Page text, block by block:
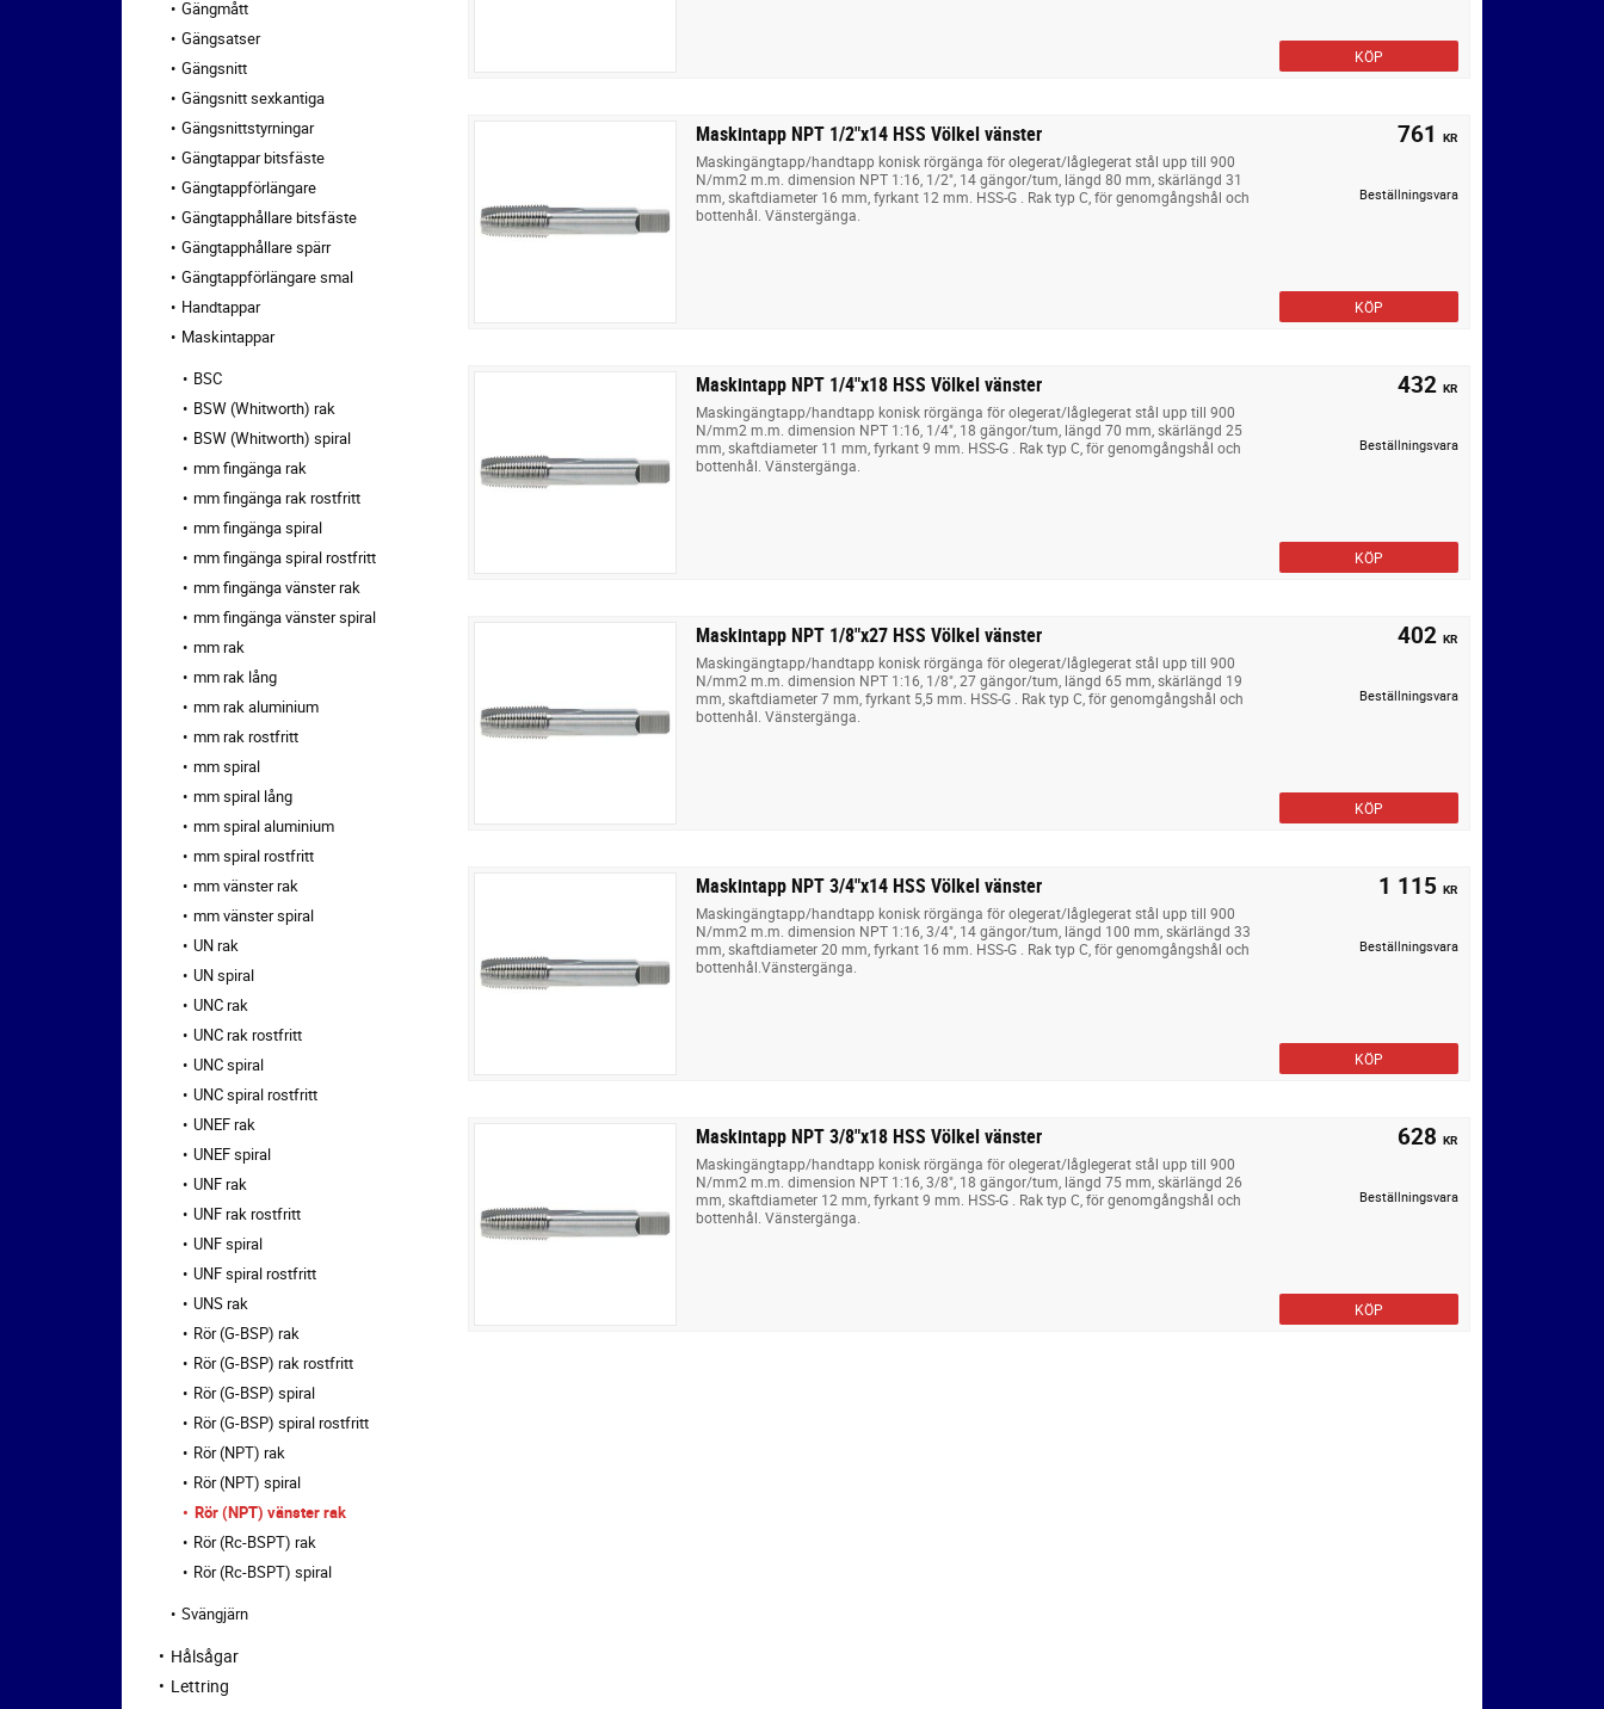
KÖP
Maskintapp NPT 1/2"x14 HSS Völkel vänster
Maskingängtapp/handtapp konisk rörgänga för olegerat/låglegerat stål upp till 900
N/mm2 m.m. dimension NPT 1:16, 1/2", 14 gängor/tum, längd 80 mm, skärlängd 31
mm, skaftdiameter 16 mm, fyrkant 12 mm. HSS-G . Rak typ C, för genomgångshål och
bottenhål. Vänstergänga.
761 KR
Beställningsvara
KÖP
Maskintapp NPT 1/4"x18 HSS Völkel vänster
Maskingängtapp/handtapp konisk rörgänga för olegerat/låglegerat stål upp till 900
N/mm2 m.m. dimension NPT 1:16, 1/4", 18 gängor/tum, längd 70 mm, skärlängd 25
mm, skaftdiameter 11 mm, fyrkant 9 mm. HSS-G . Rak typ C, för genomgångshål och
bottenhål. Vänstergänga.
432 KR
Beställningsvara
KÖP
Maskintapp NPT 1/8"x27 HSS Völkel vänster
Maskingängtapp/handtapp konisk rörgänga för olegerat/låglegerat stål upp till 900
N/mm2 m.m. dimension NPT 1:16, 1/8", 27 gängor/tum, längd 65 mm, skärlängd 19
mm, skaftdiameter 7 mm, fyrkant 5,5 mm. HSS-G . Rak typ C, för genomgångshål och
bottenhål. Vänstergänga.
402 KR
Beställningsvara
KÖP
Maskintapp NPT 3/4"x14 HSS Völkel vänster
Maskingängtapp/handtapp konisk rörgänga för olegerat/låglegerat stål upp till 900
N/mm2 m.m. dimension NPT 1:16, 3/4", 14 gängor/tum, längd 100 mm, skärlängd 33
mm, skaftdiameter 20 mm, fyrkant 16 mm. HSS-G . Rak typ C, för genomgångshål och
bottenhål.Vänstergänga.
1 115 KR
Beställningsvara
KÖP
Maskintapp NPT 3/8"x18 HSS Völkel vänster
Maskingängtapp/handtapp konisk rörgänga för olegerat/låglegerat stål upp till 900
N/mm2 m.m. dimension NPT 1:16, 3/8", 18 gängor/tum, längd 75 mm, skärlängd 26
mm, skaftdiameter 12 mm, fyrkant 9 mm. HSS-G . Rak typ C, för genomgångshål och
bottenhål. Vänstergänga.
628 KR
Beställningsvara
KÖP
Gängmått
Gängsatser
Gängsnitt
Gängsnitt sexkantiga
Gängsnittstyrningar
Gängtappar bitsfäste
Gängtappförlängare
Gängtapphållare bitsfäste
Gängtapphållare spärr
Gängtappförlängare smal
Handtappar
Maskintappar
BSC
BSW (Whitworth) rak
BSW (Whitworth) spiral
mm fingänga rak
mm fingänga rak rostfritt
mm fingänga spiral
mm fingänga spiral rostfritt
mm fingänga vänster rak
mm fingänga vänster spiral
mm rak
mm rak lång
mm rak aluminium
mm rak rostfritt
mm spiral
mm spiral lång
mm spiral aluminium
mm spiral rostfritt
mm vänster rak
mm vänster spiral
UN rak
UN spiral
UNC rak
UNC rak rostfritt
UNC spiral
UNC spiral rostfritt
UNEF rak
UNEF spiral
UNF rak
UNF rak rostfritt
UNF spiral
UNF spiral rostfritt
UNS rak
Rör (G-BSP) rak
Rör (G-BSP) rak rostfritt
Rör (G-BSP) spiral
Rör (G-BSP) spiral rostfritt
Rör (NPT) rak
Rör (NPT) spiral
Rör (NPT) vänster rak
Rör (Rc-BSPT) rak
Rör (Rc-BSPT) spiral
Svängjärn
Hålsågar
Lettring